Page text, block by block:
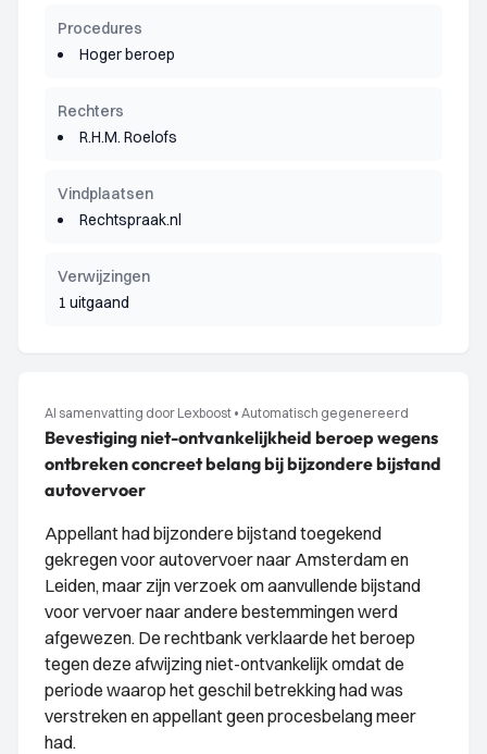
Procedures
Hoger beroep
Rechters
R.H.M. Roelofs
Vindplaatsen
Rechtspraak.nl
Verwijzingen
1 uitgaand
AI samenvatting door Lexboost • Automatisch gegenereerd
Bevestiging niet-ontvankelijkheid beroep wegens
ontbreken concreet belang bij bijzondere bijstand
autovervoer
Appellant had bijzondere bijstand toegekend
gekregen voor autovervoer naar Amsterdam en
Leiden, maar zijn verzoek om aanvullende bijstand
voor vervoer naar andere bestemmingen werd
afgewezen. De rechtbank verklaarde het beroep
tegen deze afwijzing niet-ontvankelijk omdat de
periode waarop het geschil betrekking had was
verstreken en appellant geen procesbelang meer
had.